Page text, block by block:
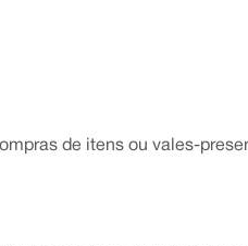
de itens ou vales-